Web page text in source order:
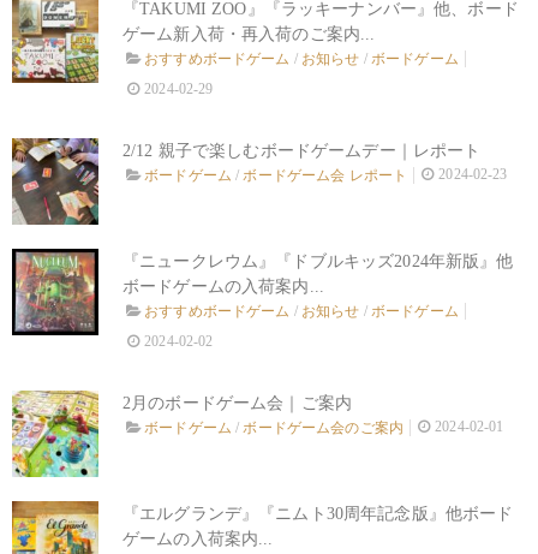
『TAKUMI ZOO』『ラッキーナンバー』他、ボード
ゲーム新入荷・再入荷のご案内...
おすすめボードゲーム / お知らせ / ボードゲーム
2024-02-29
2/12 親子で楽しむボードゲームデー｜レポート
ボードゲーム /ボードゲーム会 レポート 2024-02-23
『ニュークレウム』『ドブルキッズ2024年新版』他
ボードゲームの入荷案内...
おすすめボードゲーム / お知らせ / ボードゲーム
2024-02-02
2月のボードゲーム会｜ご案内
ボードゲーム /ボードゲーム会のご案内 2024-02-01
『エルグランデ』『ニムト30周年記念版』他ボード
ゲームの入荷案内...